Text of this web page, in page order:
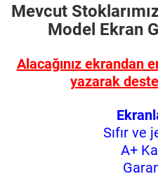
Mevcut
Model Ekran
Alacağınız ekrandan
yazarak
Sıfır ve
A+